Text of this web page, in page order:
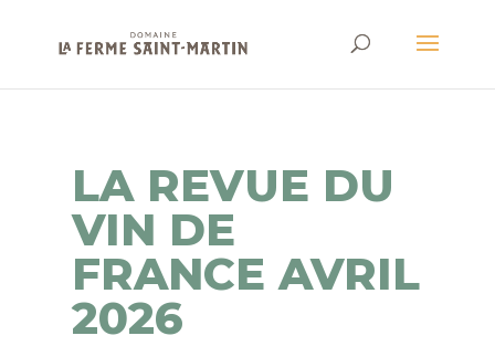
LA REVUE DU
VIN DE
FRANCE AVRIL
2026